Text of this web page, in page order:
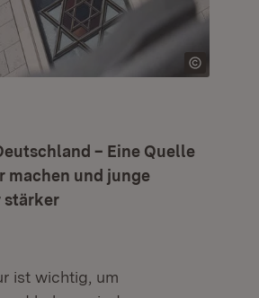
– Eine Quelle
machen und junge
stärker
ist wichtig, um